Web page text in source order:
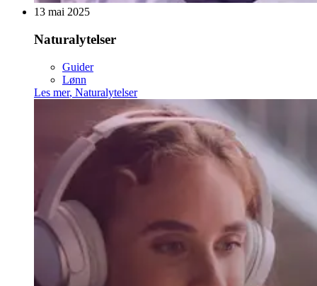
13 mai 2025
Naturalytelser
Guider
Lønn
Les mer, Naturalytelser